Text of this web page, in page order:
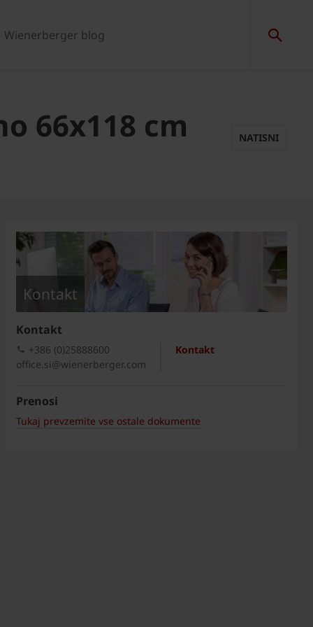
Wienerberger blog
66x118 cm NATISNI
Kontakt
Kontakt
Kontakt
+386 (0)25888600
office.si@wienerberger.com
Prenosi
Tukaj prevzemite vse ostale dokumente